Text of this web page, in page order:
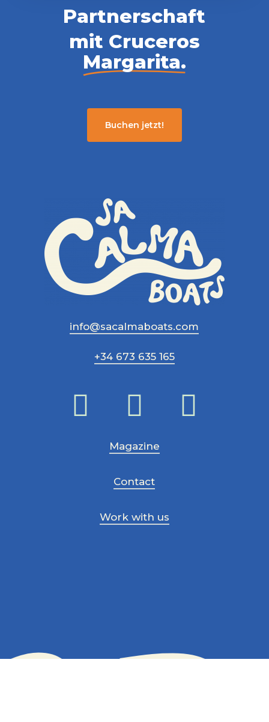
Partnerschaft
mit Cruceros
Margarita.
Buchen jetzt!
info@sacalmaboats.com
+34 673 635 165
Magazine
Contact
Work with us